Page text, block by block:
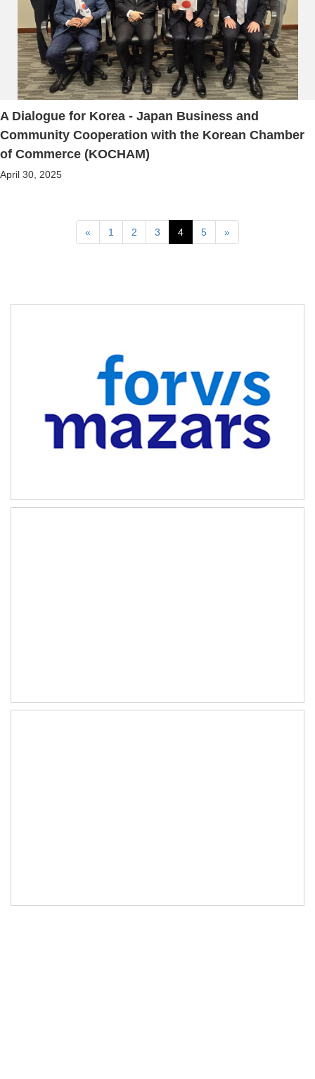
A Dialogue for Korea - Japan Business and
Community Cooperation with the Korean Chamber
of Commerce (KOCHAM)
April 30, 2025
« Previous
1 2 3 4 5 »Next